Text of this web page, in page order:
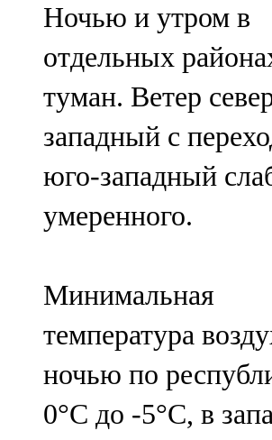
Нурлат
104,7 FM
Олы Әтнә
71,42 FM
Сарман
107,8 FM
106,1 FM
Түбән Кама
102,6 FM
Чирмешән
Ночью и утром в
отдельных
туман. Ветер
западный с
юго-западный
умеренного.
Минимальная
температура
ночью по
0°С до -5°C, в